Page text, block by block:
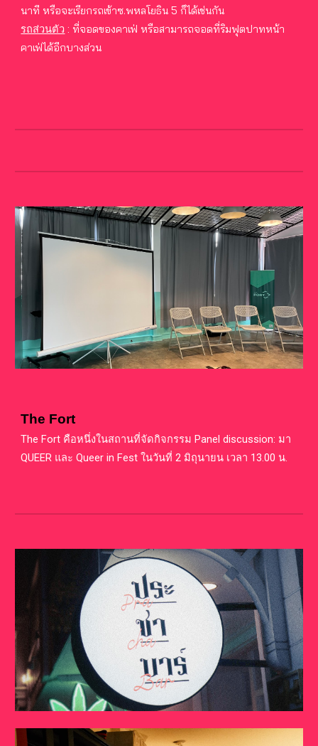
นาที หรือจะเรียกรถเข้าซ.พหลโยธิน 5 ก็ได้เช่นกัน
รถส่วนตัว : ที่จอดของคาเฟ่ หรือสามารถจอดที่ริมฟุตปาทหน้า
คาเฟ่ได้อีกบางส่วน
The Fort
The Fort คือหนึ่งในสถานที่จัดกิจกรรม Panel discussion: มา
QUEER และ Queer in Fest ในวันที่ 2 มิถุนายน เวลา 13.00 น.